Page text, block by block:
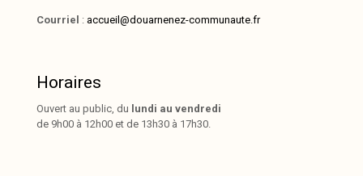
Courriel : accueil@douarnenez-communaute.fr
Horaires
Ouvert au public, du lundi au vendredi
de 9h00 à 12h00 et de 13h30 à 17h30.